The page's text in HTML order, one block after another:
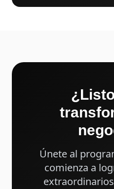
Únete al
comienza a